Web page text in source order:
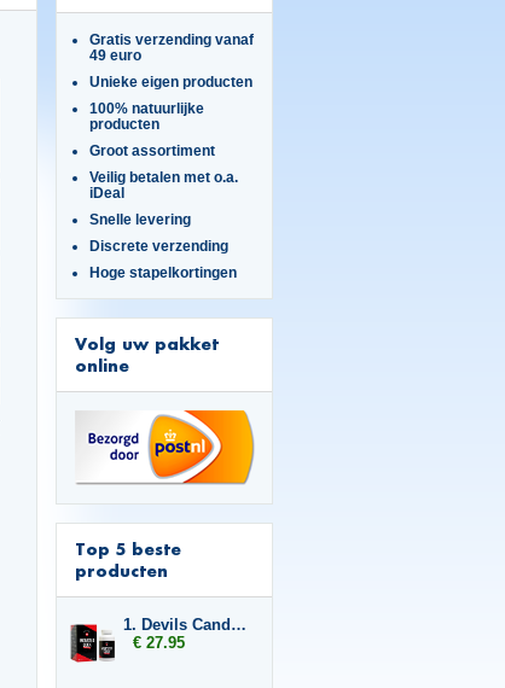
Gratis verzending vanaf
49 euro
Unieke eigen producten
100% natuurlijke
producten
Groot assortiment
Veilig betalen met o.a.
iDeal
Snelle levering
Discrete verzending
Hoge stapelkortingen
Volg uw pakket
online
Top 5 beste
producten
1. Devils Candy Monster Cock
€ 27.95